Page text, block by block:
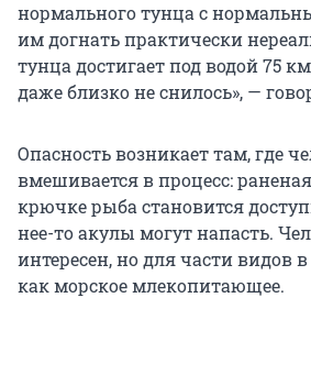
нормального тунца с
им догнать практически
тунца достигает под водой 75
даже близко не снилось», —
Опасность возникает там, где
вмешивается в процесс:
крючке рыба становится
нее-то акулы могут напасть.
интересен, но для части видов
как морское млекопитающее.